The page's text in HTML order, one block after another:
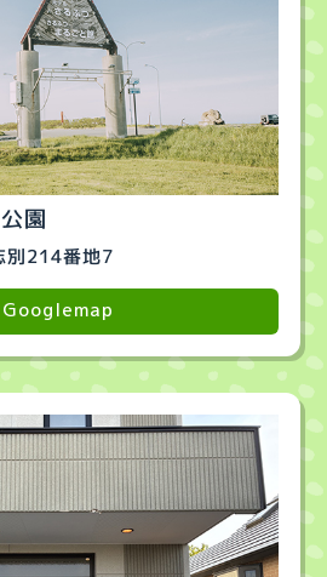
園
別214番地7
Googlemap